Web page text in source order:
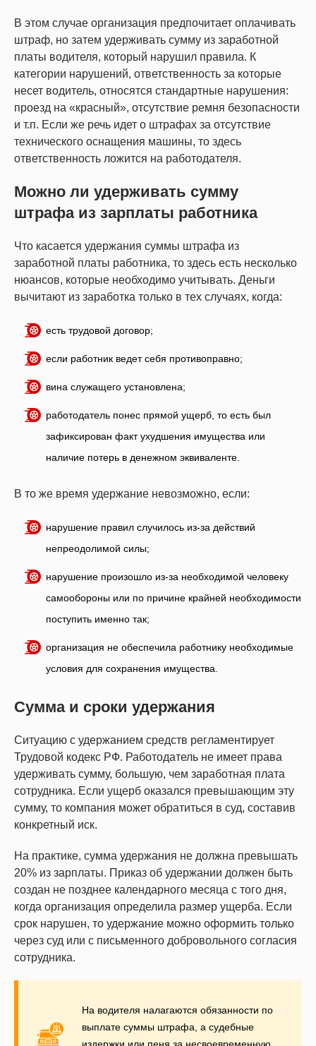
В этом случае организация предпочитает оплачивать
штраф, но затем удерживать сумму из заработной
платы водителя, который нарушил правила. К
категории нарушений, ответственность за которые
несет водитель, относятся стандартные нарушения:
проезд на «красный», отсутствие ремня безопасности
и т.п. Если же речь идет о штрафах за отсутствие
технического оснащения машины, то здесь
ответственность ложится на работодателя.
Можно ли удерживать сумму
штрафа из зарплаты работника
Что касается удержания суммы штрафа из
заработной платы работника, то здесь есть несколько
нюансов, которые необходимо учитывать. Деньги
вычитают из заработка только в тех случаях, когда:
есть трудовой договор;
если работник ведет себя противоправно;
вина служащего установлена;
работодатель понес прямой ущерб, то есть был
зафиксирован факт ухудшения имущества или
наличие потерь в денежном эквиваленте.
В то же время удержание невозможно, если:
нарушение правил случилось из-за действий
непреодолимой силы;
нарушение произошло из-за необходимой человеку
самообороны или по причине крайней необходимости
поступить именно так;
организация не обеспечила работнику необходимые
условия для сохранения имущества.
Сумма и сроки удержания
Ситуацию с удержанием средств регламентирует
Трудовой кодекс РФ. Работодатель не имеет права
удерживать сумму, большую, чем заработная плата
сотрудника. Если ущерб оказался превышающим эту
сумму, то компания может обратиться в суд, составив
конкретный иск.
На практике, сумма удержания не должна превышать
20% из зарплаты. Приказ об удержании должен быть
создан не позднее календарного месяца с того дня,
когда организация определила размер ущерба. Если
срок нарушен, то удержание можно оформить только
через суд или с письменного добровольного согласия
сотрудника.
На водителя налагаются обязанности по
выплате суммы штрафа, а судебные
издержки или пеня за несвоевременную